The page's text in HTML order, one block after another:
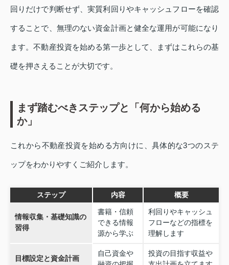
回りだけで判断せず、実質利回りやキャッシュフローを確認
することで、無理のない資金計画と健全な運用が可能になり
ます。不動産投資を始める第一歩として、まずはこれらの基
礎を押さえることが大切です。
まず踏むべきステップと「何から始める
か」
これから不動産投資を始める方向けに、具体的な3つのステ
ップをわかりやすくご紹介します。
ステップ 内容 概要
情報収集・基礎知識の
習得
書籍・信頼
できる情報
源から学ぶ
利回りやキャッシュ
フローなどの指標を
理解します
目標設定と資金計画
自己資金や
投資の目指す収益や